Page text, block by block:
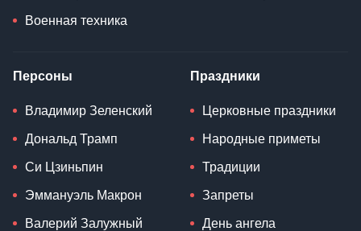
Военная техника
Персоны
Владимир Зеленский
Дональд Трамп
Си Цзиньпин
Эммануэль Макрон
Валерий Залужный
Праздники
Церковные праздники
Народные приметы
Традиции
Запреты
День ангела